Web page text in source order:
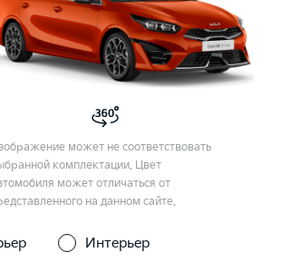
может не соответствовать
комплектации. Цвет
может отличаться от
на данном сайте.
Интерьер